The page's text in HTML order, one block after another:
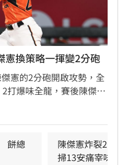
憲換策略一揮變2分砲
憲的2分砲開啟攻勢，全
打爆味全龍，賽後陳傑憲
太多雙殺，當時上場只
餅總
陳傑憲炸裂2分
掃13安痛宰味全